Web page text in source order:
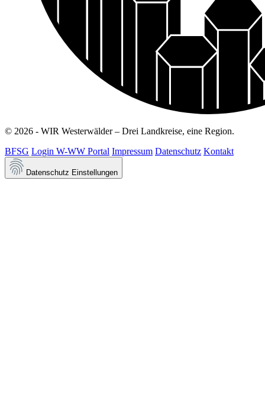
© 2026 - WIR Westerwälder – Drei Landkreise, eine Region.
BFSG Login W-WW Portal Impressum Datenschutz Kontakt
Datenschutz Einstellungen